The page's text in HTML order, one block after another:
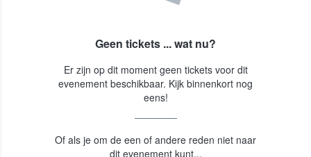
Geen tickets ... wat nu?
Er zijn op dit moment geen tickets voor dit
evenement beschikbaar. Kijk binnenkort nog
eens!
Of als je om de een of andere reden niet naar
dit evenement kunt...